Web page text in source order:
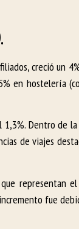
creció un
en hostelería
Dentro de
de viajes
fue